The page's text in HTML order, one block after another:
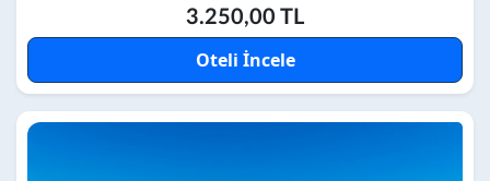
3.250,00 TL
Oteli İncele